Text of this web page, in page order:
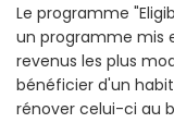
Le programme
un programme mis
revenus les plus
bénéficier d'un
rénover celui-ci au